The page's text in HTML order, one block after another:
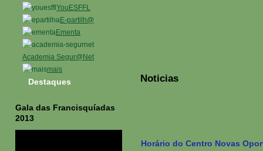
YouESFFL
E-partilh@
Ementa
Academia Segur@Net
mais
Noticias
Horário do Centro Novas
Destaques
Gala das Francisquíadas
2013